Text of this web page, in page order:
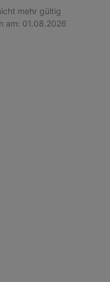
mehr gültig
am: 01.08.2026